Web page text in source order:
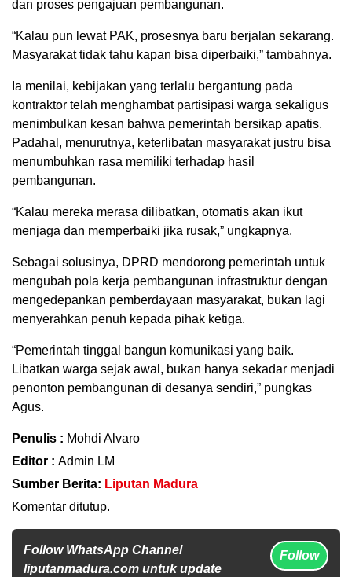
dan proses pengajuan pembangunan.
“Kalau pun lewat PAK, prosesnya baru berjalan sekarang.
Masyarakat tidak tahu kapan bisa diperbaiki,” tambahnya.
Ia menilai, kebijakan yang terlalu bergantung pada
kontraktor telah menghambat partisipasi warga sekaligus
menimbulkan kesan bahwa pemerintah bersikap apatis.
Padahal, menurutnya, keterlibatan masyarakat justru bisa
menumbuhkan rasa memiliki terhadap hasil
pembangunan.
“Kalau mereka merasa dilibatkan, otomatis akan ikut
menjaga dan memperbaiki jika rusak,” ungkapnya.
Sebagai solusinya, DPRD mendorong pemerintah untuk
mengubah pola kerja pembangunan infrastruktur dengan
mengedepankan pemberdayaan masyarakat, bukan lagi
menyerahkan penuh kepada pihak ketiga.
“Pemerintah tinggal bangun komunikasi yang baik.
Libatkan warga sejak awal, bukan hanya sekadar menjadi
penonton pembangunan di desanya sendiri,” pungkas
Agus.
Penulis : Mohdi Alvaro
Editor : Admin LM
Sumber Berita: Liputan Madura
Komentar ditutup.
Follow WhatsApp Channel
liputanmadura.com untuk update
Follow